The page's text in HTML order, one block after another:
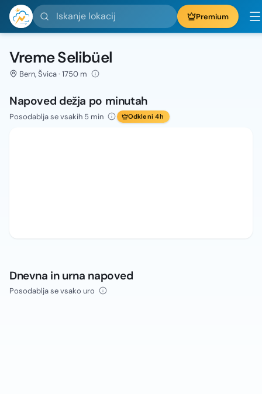
Iskanje lokacij Premium
Vreme Selibüel
Bern, Švica · 1750 m
Napoved dežja po minutah
Posodablja se vsakih 5 min Odkleni 4h
Dnevna in urna napoved
Posodablja se vsako uro